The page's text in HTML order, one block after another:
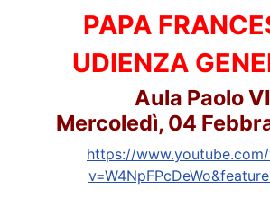
PAPA
UDIENZA
Aula Paolo VI
Mercoledì, 04
https://